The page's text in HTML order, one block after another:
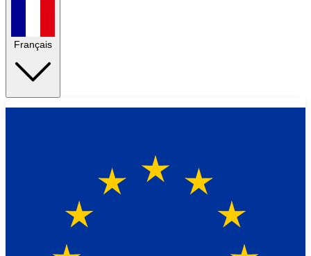
Français